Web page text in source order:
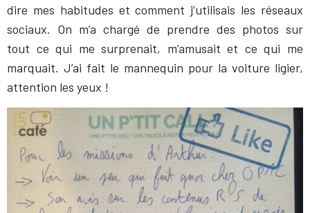
dire mes habitudes et comment j’utilisais les réseaux
sociaux. On m’a chargé de prendre des photos sur
tout ce qui me surprenait, m’amusait et ce qui me
marquait. J’ai fait le mannequin pour la voiture ligier,
attention les yeux !